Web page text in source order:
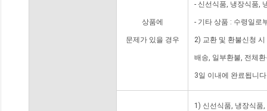
상품에
문제가 있을 경우
- 신선식품, 냉장식품,
- 기타 상품 : 수령일로
2) 교환 및 환불신청
배송, 일부환불, 전체
3일 이내에 완료됩니
1) 신선식품, 냉장식품